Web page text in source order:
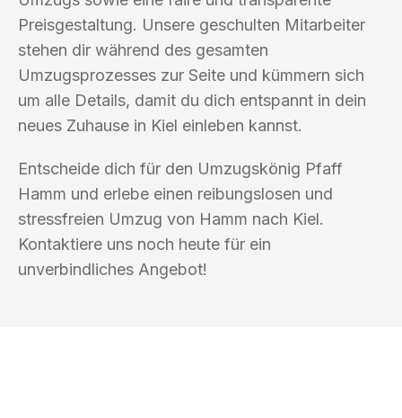
Preisgestaltung. Unsere geschulten Mitarbeiter
stehen dir während des gesamten
Umzugsprozesses zur Seite und kümmern sich
um alle Details, damit du dich entspannt in dein
neues Zuhause in Kiel einleben kannst.
Entscheide dich für den Umzugskönig Pfaff
Hamm und erlebe einen reibungslosen und
stressfreien Umzug von Hamm nach Kiel.
Kontaktiere uns noch heute für ein
unverbindliches Angebot!